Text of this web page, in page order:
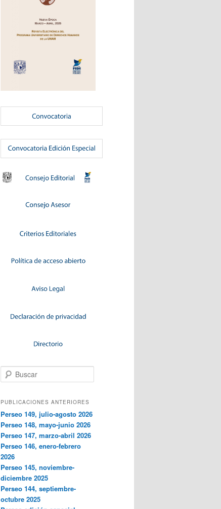
Buscar
PUBLICACIONES ANTERIORES
Perseo 149, julio-agosto 2026
Perseo 148, mayo-junio 2026
Perseo 147, marzo-abril 2026
Perseo 146, enero-febrero
2026
Perseo 145, noviembre-
diciembre 2025
Perseo 144, septiembre-
octubre 2025